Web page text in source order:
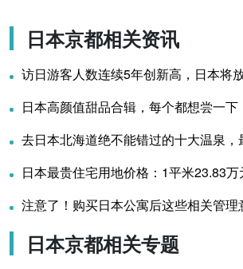
日本京都相关资讯
访日游客人数连续5年创新高，日本将放宽
日本高颜值甜品合辑，每个都想尝一下
去日本北海道绝不能错过的十大温泉，
日本最贵住宅用地价格：1平米23.83万
注意了！购买日本公寓后这些相关管理
日本京都相关专题